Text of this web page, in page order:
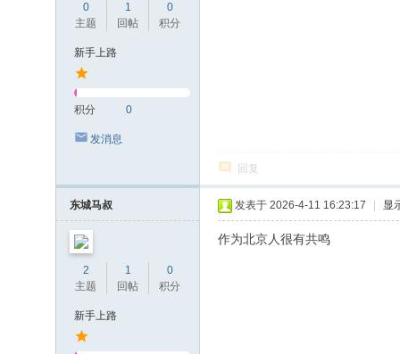
0
主题
1
回帖
0
积分
新手上路
积分 0
发消息
回复
东城马叔
2
主题
1
回帖
0
积分
新手上路
发表于 2026-4-11 16:23:17 显
作为北京人很有共鸣